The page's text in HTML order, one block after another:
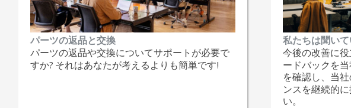
パーツの返品と交換
パーツの返品や交換についてサポートが必要で
すか? それはあなたが考えるよりも簡単です!
私たちは聞い
今後の改善に
ードバックを
を確認し、当
ンスを継続的
い。